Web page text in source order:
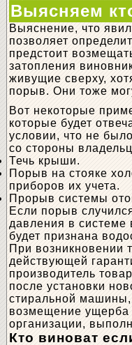
Выясняем
Выяснение, что
позволяет
предстоит
затопления
живущие сверху,
порыв. Они тоже
Вот некоторые
которые будет
условии, что не
со стороны
Течь крыши.
Порыв на стояке
приборов их учета.
Прорыв системы
Если порыв
давления в системе
будет признана
При возникновении
действующей
производитель
после установки
стиральной
возмещение ущерба
организации,
Кто виноват